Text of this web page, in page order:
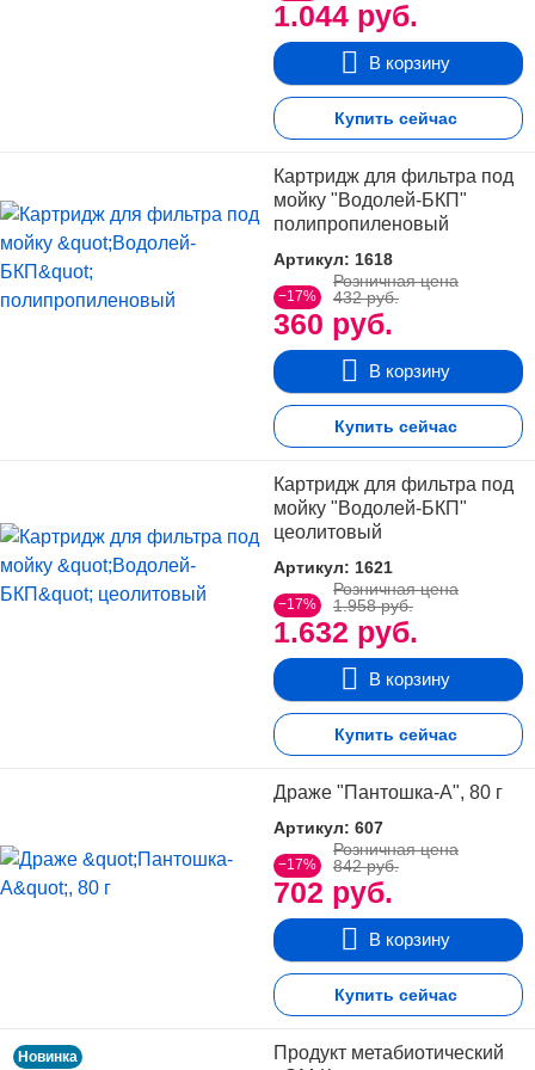
Рекомендации по применению:
Принимать 2–3 ч.
л. бальзама 2–3 раза в день, за 30 мин до еды.
Возможно применение с чаем, а также с
ускорять всасывание биологически активных
веществ в организме. Форма выпуска: 100 мл
жидкости во флаконе темного стекла. Срок
годности: 12 месяцев."
1.044 руб.
В корзину
Купить сейчас
Картридж для фильтра под
мойку "Водолей-БКП"
полипропиленовый
Артикул: 1618
−17%
360 руб.
Розничная цена
432 руб.
В корзину
Купить сейчас
Картридж для фильтра под
мойку "Водолей-БКП"
цеолитовый
Артикул: 1621
−17%
1.632 руб.
Розничная цена
1.958 руб.
В корзину
Купить сейчас
Драже "Пантошка-A", 80 г
Артикул: 607
−17%
702 руб.
Розничная цена
842 руб.
В корзину
Купить сейчас
Новинка
Продукт метабиотический